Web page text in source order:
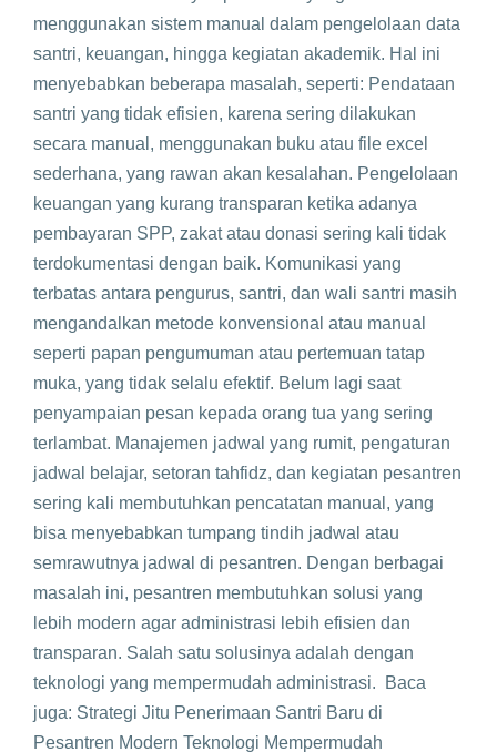
menggunakan sistem manual dalam pengelolaan data
santri, keuangan, hingga kegiatan akademik. Hal ini
menyebabkan beberapa masalah, seperti: Pendataan
santri yang tidak efisien, karena sering dilakukan
secara manual, menggunakan buku atau file excel
sederhana, yang rawan akan kesalahan. Pengelolaan
keuangan yang kurang transparan ketika adanya
pembayaran SPP, zakat atau donasi sering kali tidak
terdokumentasi dengan baik. Komunikasi yang
terbatas antara pengurus, santri, dan wali santri masih
mengandalkan metode konvensional atau manual
seperti papan pengumuman atau pertemuan tatap
muka, yang tidak selalu efektif. Belum lagi saat
penyampaian pesan kepada orang tua yang sering
terlambat. Manajemen jadwal yang rumit, pengaturan
jadwal belajar, setoran tahfidz, dan kegiatan pesantren
sering kali membutuhkan pencatatan manual, yang
bisa menyebabkan tumpang tindih jadwal atau
semrawutnya jadwal di pesantren. Dengan berbagai
masalah ini, pesantren membutuhkan solusi yang
lebih modern agar administrasi lebih efisien dan
transparan. Salah satu solusinya adalah dengan
teknologi yang mempermudah administrasi. Baca
juga: Strategi Jitu Penerimaan Santri Baru di
Pesantren Modern Teknologi Mempermudah